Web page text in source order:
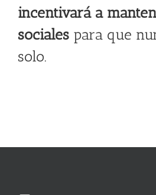
incentivará a
sociales para que
solo.